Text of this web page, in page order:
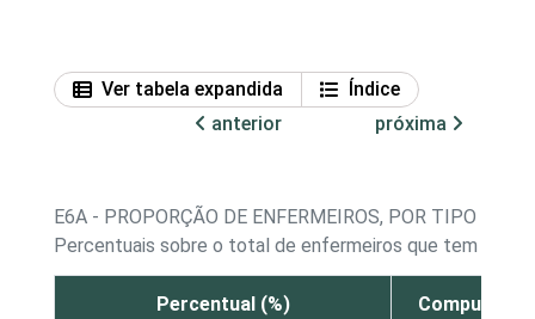
Ver tabela expandida
Índice
anterior
próxima
E6A - PROPORÇÃO DE ENFERMEIROS, POR TIPO DE
Percentuais sobre o total de enfermeiros que tem cada
Percentual (%) Computador